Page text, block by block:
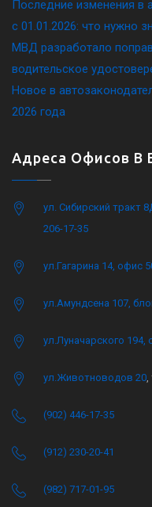
Последние изменения в
c 01.01.2026: что нужно
МВД разработало
водительское
Новое в
2026 года
Адреса Офисов В
ул. Сибирский тракт
206-17-35
ул.Гагарина 14, офис
ул.Амундсена 107,
ул.Луначарского 194,
ул.Животноводов 20,
(902) 446-17-35
(912) 230-20-41
(982) 717-01-95